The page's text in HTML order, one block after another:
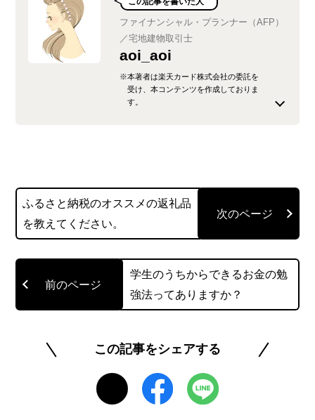
ファイナンシャル・プランナー（AFP）
／宅地建物取引士
aoi_aoi
※本著者は楽天カード株式会社の委託を
受け、本コンテンツを作成しておりま
す。
地建物取引主任者資格保持。
お金に関する悩みは尽きないものですが、つらい
を減らすことはできます。自然体で生活できて安
定した家計を保持、もしもの時の備えもできると
したら、すごくうれしいとは思いませんか？ そん
アドバイスをさせて頂きます。
このライターの記事一覧を見る
ふるさと納税のオススメの返礼品
を教えてください。
学生のうちからできるお金の勉
強法ってありますか？
この記事をシェアする